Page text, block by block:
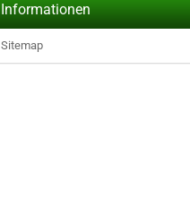
Informationen
Sitemap